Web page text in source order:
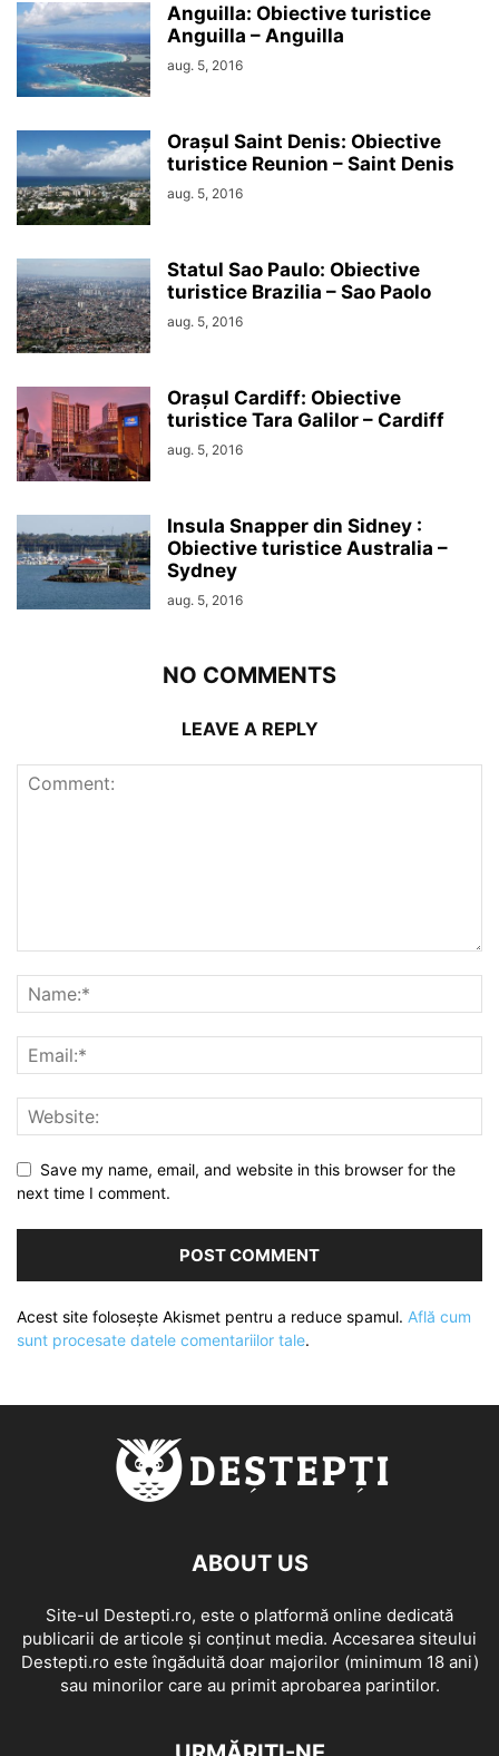
Anguilla: Obiective turistice
Anguilla – Anguilla
aug. 5, 2016
Orașul Saint Denis: Obiective
turistice Reunion – Saint Denis
aug. 5, 2016
Statul Sao Paulo: Obiective
turistice Brazilia – Sao Paolo
aug. 5, 2016
Orașul Cardiff: Obiective
turistice Tara Galilor – Cardiff
aug. 5, 2016
Insula Snapper din Sidney :
Obiective turistice Australia –
Sydney
aug. 5, 2016
NO COMMENTS
LEAVE A REPLY
Save my name, email, and website in this browser for the
next time I comment.
Acest site folosește Akismet pentru a reduce spamul. Află cum
sunt procesate datele comentariilor tale.
ABOUT US
Site-ul Destepti.ro, este o platformă online dedicată
publicarii de articole și conținut media. Accesarea siteului
Destepti.ro este îngăduită doar majorilor (minimum 18 ani)
sau minorilor care au primit aprobarea parintilor.